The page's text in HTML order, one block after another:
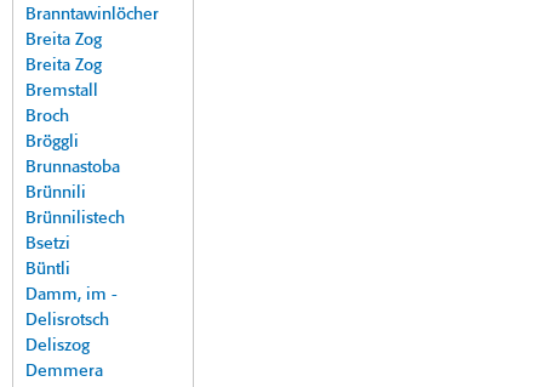
Branntawinlöcher
Breita Zog
Breita Zog
Bremstall
Broch
Bröggli
Brunnastoba
Brünnili
Brünnilistech
Bsetzi
Büntli
Damm, im -
Delisrotsch
Deliszog
Demmera